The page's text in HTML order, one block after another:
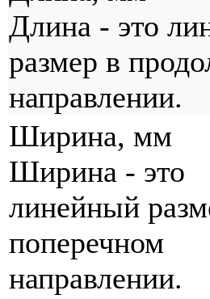
Длина - это
размер в
направлении.
Ширина, мм
Ширина - это
линейный
поперечном
направлении.